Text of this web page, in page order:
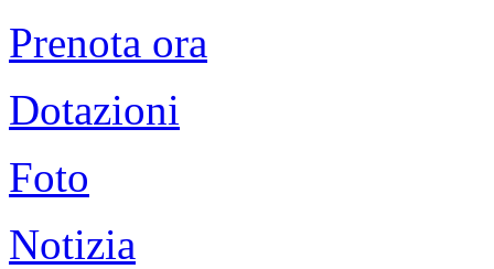
Prenota ora
Dotazioni
Foto
Notizia